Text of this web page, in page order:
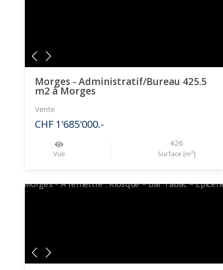
Morges - Administratif/Bureau 425.5
m2 à Morges
Vente
CHF 1'685'000.-
Vue
426
Surface [m2]